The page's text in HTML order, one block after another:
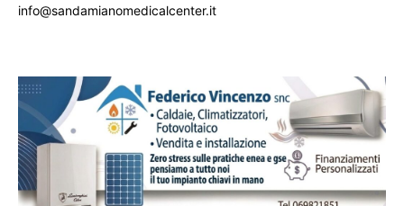
info@sandamianomedicalcenter.it